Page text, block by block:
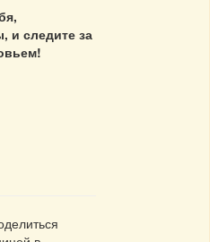
и следите за